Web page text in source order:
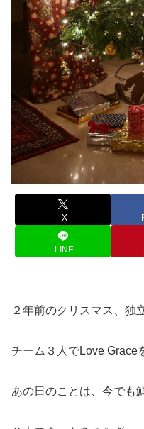
X
LINE
２年前のクリスマス、独
チーム３人でLove Grace
あの日のことは、今でも